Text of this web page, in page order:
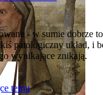
- w sumie dobrze
patologiczny układ, i
wynikające znikają.
temu